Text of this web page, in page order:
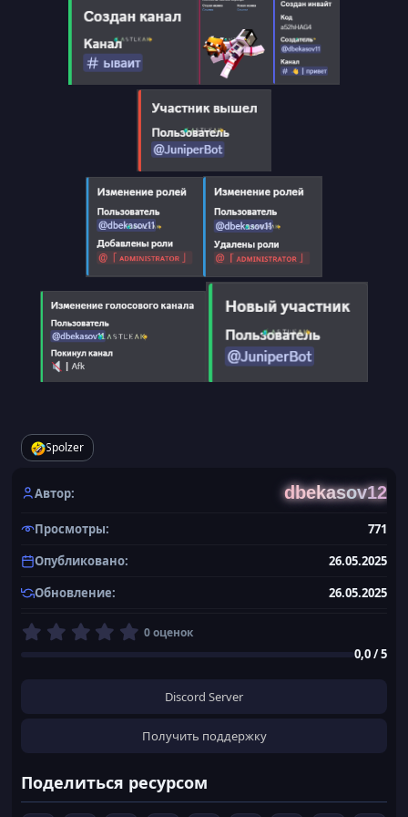
Р
е
к
и
Spolzer
Автор dbekasov12
Просмотры
771
Опубликовано
26.05.2025
Обновление
26.05.2025
0
ё
0 оценок
0,0 / 5
Discord Server
Получить поддержку
Поделиться ресурсом